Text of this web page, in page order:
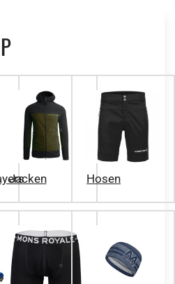
Jacken Hosen